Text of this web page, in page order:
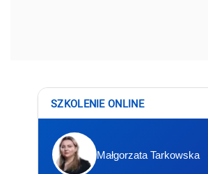
SZKOLENIE ONLINE
Małgorzata Tarkowska